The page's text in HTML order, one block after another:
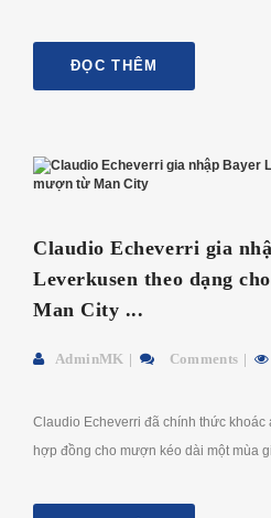
ĐỌC THÊM
Claudio Echeverri gia
Leverkusen theo dạng
Man City ...
AdminMK Comments
Claudio Echeverri đã chính thức khoác
hợp đồng cho mượn kéo dài một mùa